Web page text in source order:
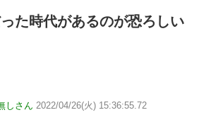
た時代があるのが恐ろしい
しさん 2022/04/26(火) 15:36:55.72